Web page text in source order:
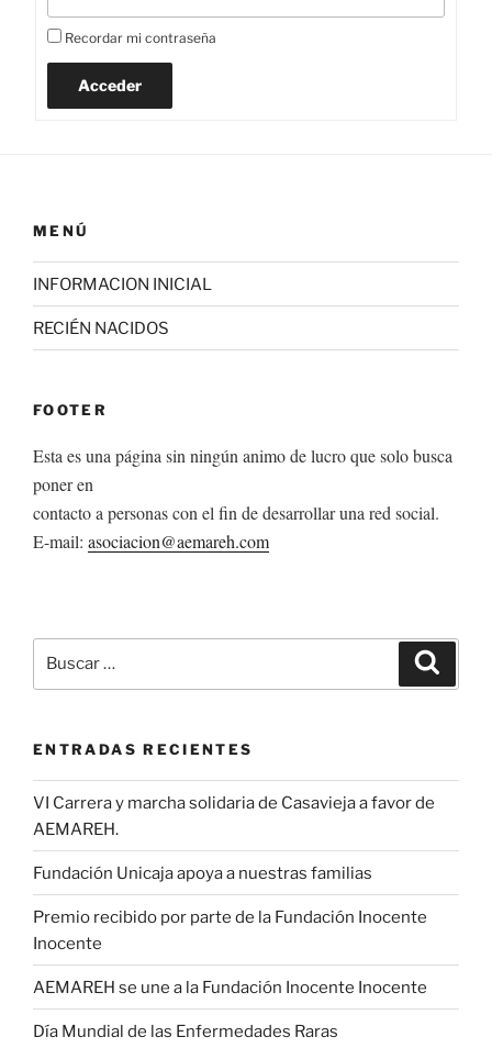
Recordar mi contraseña
Acceder
MENÚ
INFORMACION INICIAL
RECIÉN NACIDOS
FOOTER
Esta es una página sin ningún animo de lucro que solo busca
poner en
contacto a personas con el fin de desarrollar una red social.
E-mail: asociacion@aemareh.com
por:
ENTRADAS RECIENTES
VI Carrera y marcha solidaria de Casavieja a favor de
AEMAREH.
Fundación Unicaja apoya a nuestras familias
Premio recibido por parte de la Fundación Inocente
Inocente
AEMAREH se une a la Fundación Inocente Inocente
Día Mundial de las Enfermedades Raras